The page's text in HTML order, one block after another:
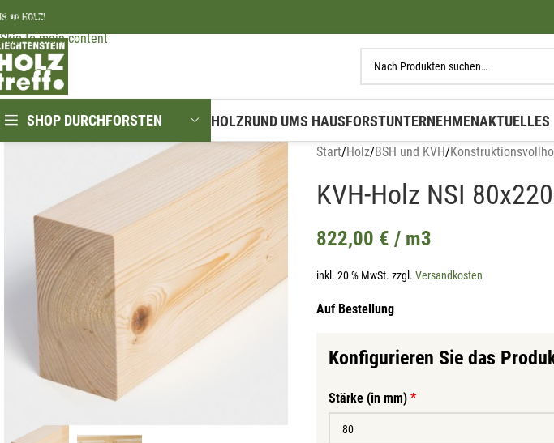
Skip to navigation
Skip to main content
❤️ HOLZ!
SHOP DURCHFORSTEN HOLZRUND UMS HAUSFORSTUNTERNEHMENAKTUELLES
Start/Holz/BSH und KVH/
KVH-Holz NSI
822,00 € / m3
inkl. 20 % MwSt. zzgl. Versandkosten
Auf Bestellung
Konfigurieren Sie das
Stärke (in mm) *